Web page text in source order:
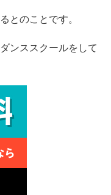
とのことです。
ンススクールをして